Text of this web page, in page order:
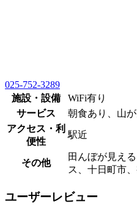
025-752-3289
施設・設備
WiFi有り
サービス
朝食あり、山
アクセス・利
便性
駅近
その他
田んぼが見え
ス、十日町市
ユーザーレビュー